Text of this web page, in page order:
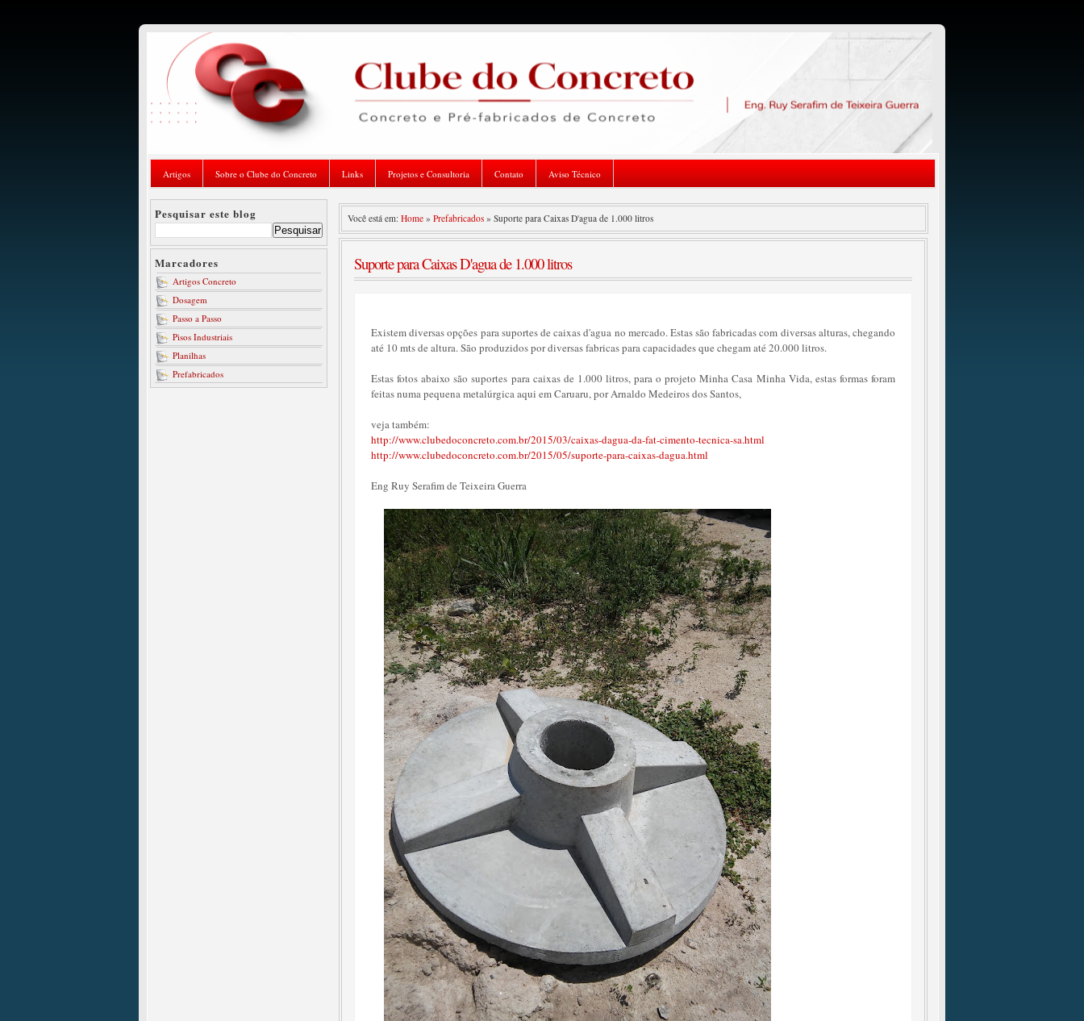
Artigos Sobre o Clube do Concreto Links Projetos e Consultoria Contato Aviso Técnico
Pesquisar este blog
Marcadores
Artigos Concreto
Dosagem
Passo a Passo
Pisos Industriais
Planilhas
Prefabricados
Você está em: Home » Prefabricados » Suporte para Caixas D'agua de 1.000 litros
Suporte para Caixas D'agua de 1.000 litros
Existem diversas opções para suportes de caixas d'agua no mercado. Estas são fabricadas com diversas alturas, chegando
até 10 mts de altura. São produzidos por diversas fabricas para capacidades que chegam até 20.000 litros.
Estas fotos abaixo são suportes para caixas de 1.000 litros, para o projeto Minha Casa Minha Vida, estas formas foram
feitas numa pequena metalúrgica aqui em Caruaru, por Arnaldo Medeiros dos Santos,
veja também:
http://www.clubedoconcreto.com.br/2015/03/caixas-dagua-da-fat-cimento-tecnica-sa.html
http://www.clubedoconcreto.com.br/2015/05/suporte-para-caixas-dagua.html
Eng Ruy Serafim de Teixeira Guerra